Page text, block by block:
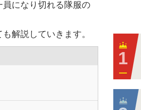
になり切れる隊服の
解説していきます。